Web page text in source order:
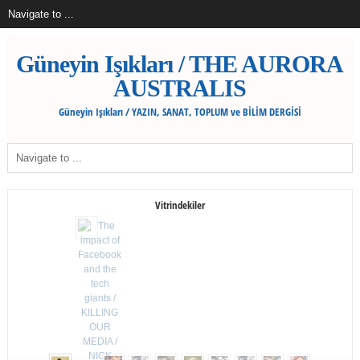
Güneyin Işıkları / THE AURORA
AUSTRALIS
Güneyin Işıkları / YAZIN, SANAT, TOPLUM ve BİLİM DERGİSİ
Vitrindekiler